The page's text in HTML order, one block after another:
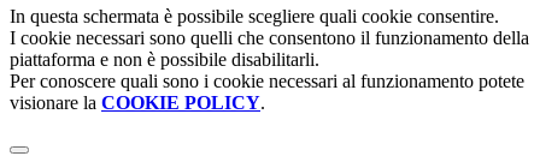
In questa schermata è possibile scegliere quali cookie consentire.
I cookie necessari sono quelli che consentono il funzionamento della
piattaforma e non è possibile disabilitarli.
Per conoscere quali sono i cookie necessari al funzionamento potete
visionare la COOKIE POLICY.